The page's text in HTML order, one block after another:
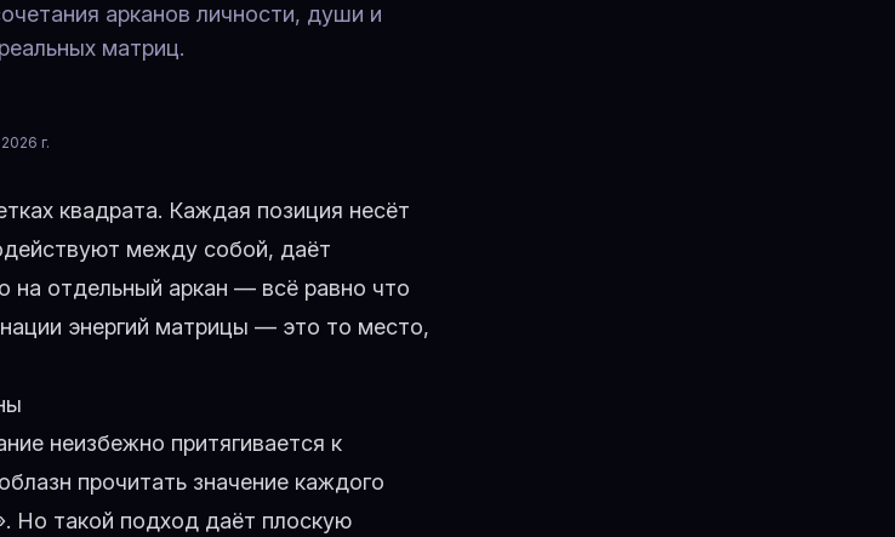
арканов личности, души и
матриц.
г.
квадрата. Каждая позиция несёт
между собой, даёт
на отдельный аркан — всё равно что
энергий матрицы — это то место,
неизбежно притягивается к
прочитать значение каждого
Но такой подход даёт плоскую